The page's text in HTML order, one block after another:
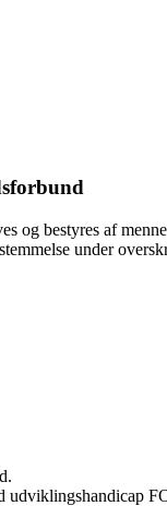
og bestyres af
under
udviklingshandicap